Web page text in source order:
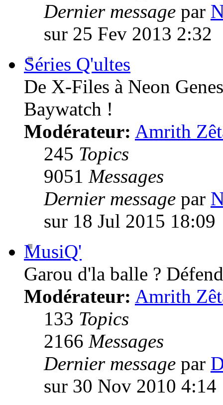
Dernier message par
sur 25 Fev 2013 2:32
Séries Q'ultes
De X-Files à Neon
Baywatch !
Modérateur: Amrith
245 Topics
9051 Messages
Dernier message par
sur 18 Jul 2015 18:09
MusiQ'
Garou d'la balle ?
Modérateur: Amrith
133 Topics
2166 Messages
Dernier message par
sur 30 Nov 2010 4:14